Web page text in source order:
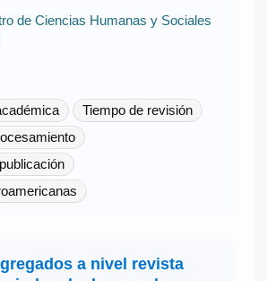
de Ciencias Humanas y Sociales
Tiempo de revisión
a nivel revista